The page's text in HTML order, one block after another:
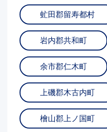
虻田郡留寿都村
岩内郡共和町
余市郡仁木町
上磯郡木古内町
檜山郡上ノ国町